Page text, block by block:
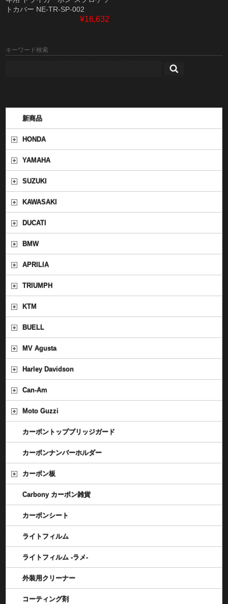
トカバー NE-TR-SP-002
¥16,632
キーワード検索
新商品
HONDA
YAMAHA
SUZUKI
KAWASAKI
DUCATI
BMW
APRILIA
TRIUMPH
KTM
BUELL
MV Agusta
Harley Davidson
Can-Am
Moto Guzzi
カーボントップブリッジガード
カーボンナンバーホルダー
カーボン板
Carbony カーボン雑貨
カーボンシート
ライトフィルム
ライトフィルム -ラメ-
外装用クリーナー
コーティング剤